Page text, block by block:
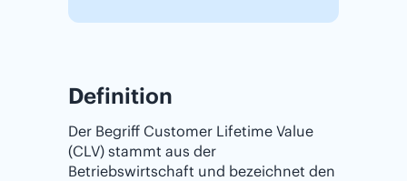
Definition
Der Begriff Customer Lifetime Value
(CLV) stammt aus der
Betriebswirtschaft und bezeichnet den